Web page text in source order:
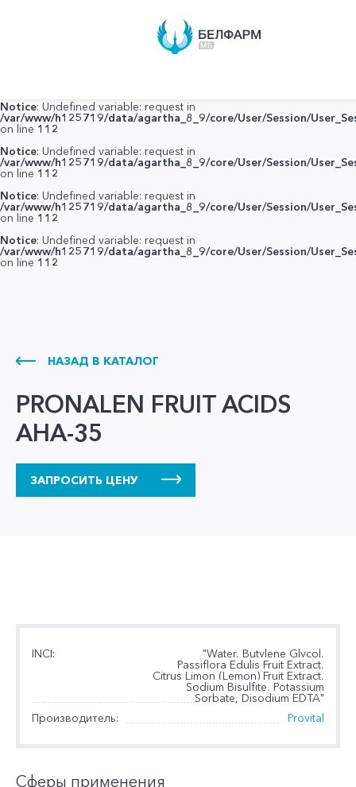
Notice: Undefined variable: request in
/var/www/h125719/data/agartha_8_9/core/User/Session/
on line 112
Notice: Undefined variable: request in
/var/www/h125719/data/agartha_8_9/core/User/Session/
on line 112
Notice: Undefined variable: request in
/var/www/h125719/data/agartha_8_9/core/User/Session/
on line 112
Notice: Undefined variable: request in
/var/www/h125719/data/agartha_8_9/core/User/Session/
on line 112
НАЗАД В КАТАЛОГ
PRONALEN FRUIT ACIDS
AHA-35
ЗАПРОСИТЬ ЦЕНУ
INCI: "Water, Butylene Glycol,
Passiflora Edulis Fruit Extract,
Citrus Limon (Lemon) Fruit Extract,
Sodium Bisulfite, Potassium
Sorbate, Disodium EDTA"
Производитель:
Provital
Сферы применения